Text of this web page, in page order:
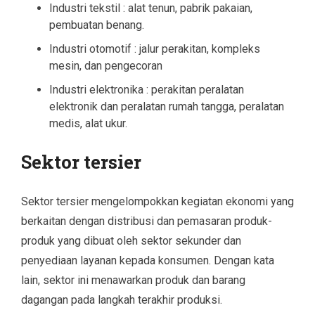
Industri tekstil : alat tenun, pabrik pakaian,
pembuatan benang.
Industri otomotif : jalur perakitan, kompleks
mesin, dan pengecoran
Industri elektronika : perakitan peralatan
elektronik dan peralatan rumah tangga, peralatan
medis, alat ukur.
Sektor tersier
Sektor tersier mengelompokkan kegiatan ekonomi yang
berkaitan dengan distribusi dan pemasaran produk-
produk yang dibuat oleh sektor sekunder dan
penyediaan layanan kepada konsumen. Dengan kata
lain, sektor ini menawarkan produk dan barang
dagangan pada langkah terakhir produksi.